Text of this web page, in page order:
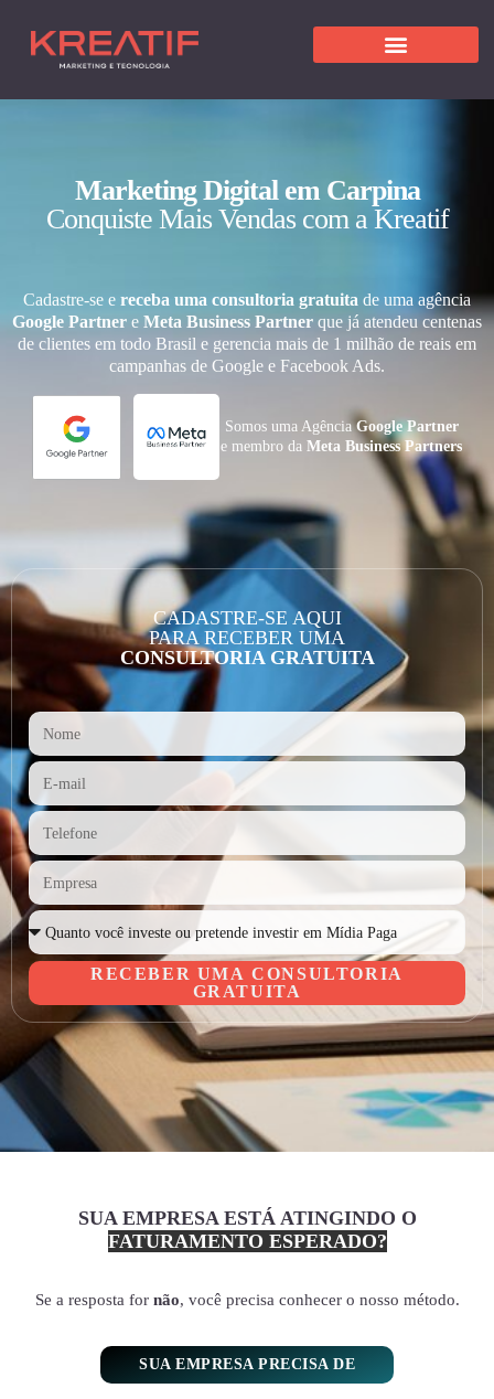
Marketing Digital em Carpina
Conquiste Mais Vendas com a Kreatif
Cadastre-se e receba uma consultoria gratuita de uma agência
Google Partner e Meta Business Partner que já atendeu centenas
de clientes em todo Brasil e gerencia mais de 1 milhão de reais em
campanhas de Google e Facebook Ads.
Somos uma AgênciaGoogle Partner
e membro daMeta Business Partners
CADASTRE-SE AQUI
PARA RECEBER UMA
CONSULTORIA GRATUITA
RECEBER UMA CONSULTORIA
GRATUITA
SUA EMPRESA ESTÁ ATINGINDO O
FATURAMENTO ESPERADO?
Se a resposta for não, você precisa conhecer o nosso método.
SUA EMPRESA PRECISA DE